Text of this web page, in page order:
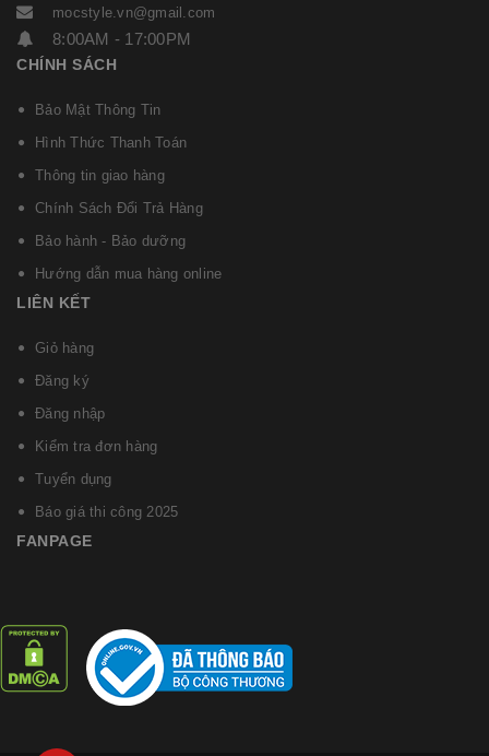
mocstyle.vn@gmail.com
8:00AM - 17:00PM
CHÍNH SÁCH
Bảo Mật Thông Tin
Hình Thức Thanh Toán
Thông tin giao hàng
Chính Sách Đổi Trả Hàng
Bảo hành - Bảo dưỡng
Hướng dẫn mua hàng online
LIÊN KẾT
Giỏ hàng
Đăng ký
Đăng nhập
Kiểm tra đơn hàng
Tuyển dụng
Báo giá thi công 2025
FANPAGE